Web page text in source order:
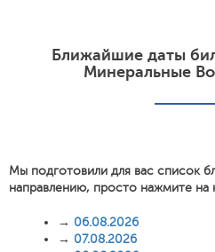
Ближайшие даты
Минеральные
Мы подготовили для вас список
направлению, просто нажмите на
→ 06.08.2026
→ 07.08.2026